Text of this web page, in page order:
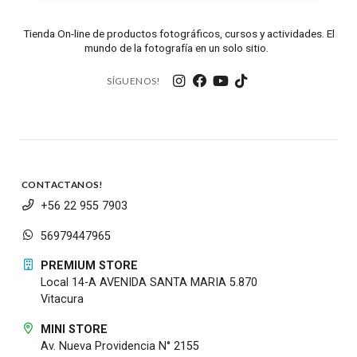
🎒 ¿Cuál elegir?
portabilidad y comodidad para sesiones
este es el modelo ideal para ti.
Artículos incluidos
Binoculares Leica Trinovid BCA
Correa para el cuello
Tienda On-line de productos fotográficos, cursos y actividades. El
mundo de la fotografía en un solo sitio.
SÍGUENOS!
CONTACTANOS!
+56 22 955 7903
56979447965
PREMIUM STORE
Local 14-A AVENIDA SANTA MARIA 5.870
Vitacura
MINI STORE
Av. Nueva Providencia N° 2155